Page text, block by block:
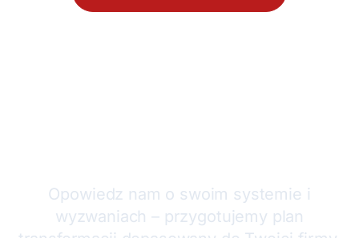
Opowiedz nam o swoim systemie i
wyzwaniach – przygotujemy plan